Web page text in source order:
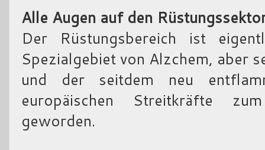
Alle Augen auf den
Der Rüstungsbereich ist
Spezialgebiet von Alzchem, aber
und der seitdem neu
europäischen Streitkräfte
geworden.